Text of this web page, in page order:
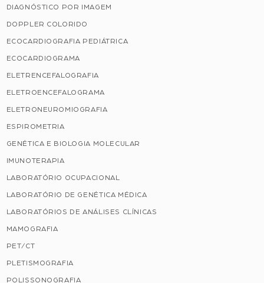
DIAGNÓSTICO POR IMAGEM
DOPPLER COLORIDO
ECOCARDIOGRAFIA PEDIÁTRICA
ECOCARDIOGRAMA
ELETRENCEFALOGRAFIA
ELETROENCEFALOGRAMA
ELETRONEUROMIOGRAFIA
ESPIROMETRIA
GENÉTICA E BIOLOGIA MOLECULAR
IMUNOTERAPIA
LABORATÓRIO OCUPACIONAL
LABORATÓRIO DE GENÉTICA MÉDICA
LABORATÓRIOS DE ANÁLISES CLÍNICAS
MAMOGRAFIA
PET/CT
PLETISMOGRAFIA
POLISSONOGRAFIA